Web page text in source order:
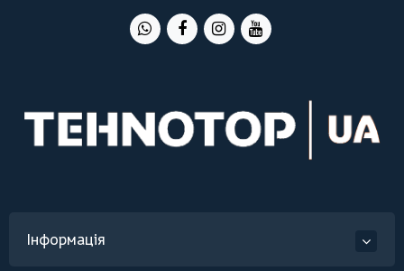
Інформація